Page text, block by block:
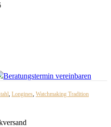
Beratungstermin vereinbaren
, Longines, Watchmaking Tradition